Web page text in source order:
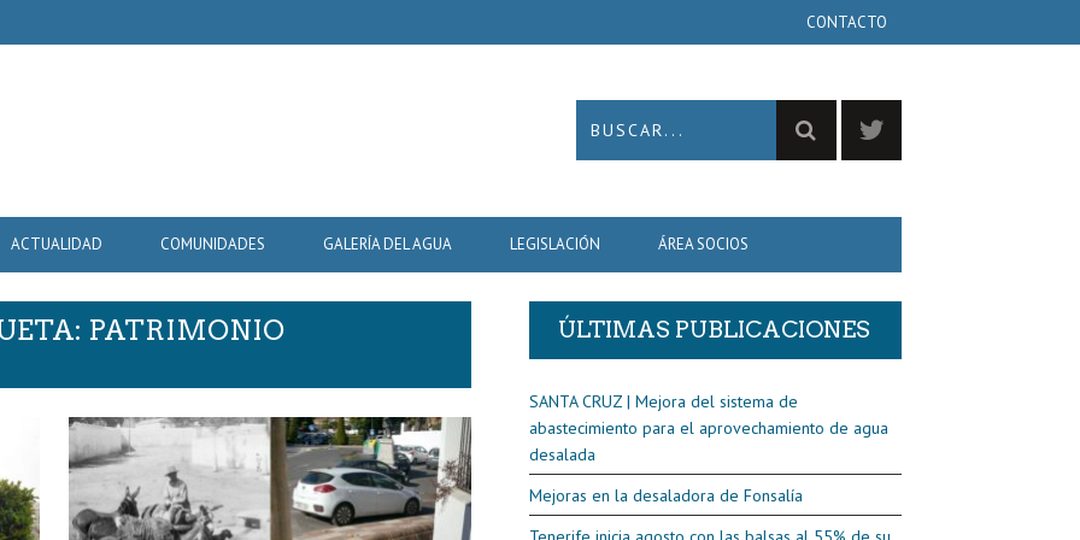
CONTACTO
ACTUALIDAD COMUNIDADES GALERÍA DEL AGUA LEGISLACIÓN ÁREA SOCIOS
PATRIMONIO
ÚLTIMAS PUBLICACIONES
SANTA CRUZ | Mejora del sistema de
abastecimiento para el aprovechamiento de agua
desalada
Mejoras en la desaladora de Fonsalía